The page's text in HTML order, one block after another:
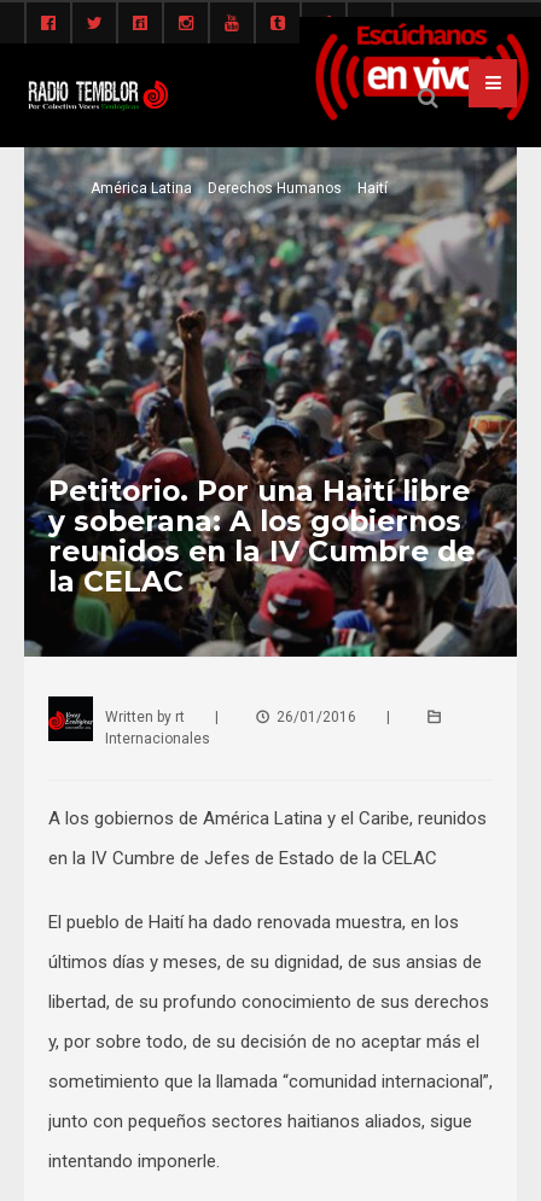
América Latina Derechos Humanos Haití
Petitorio. Por una Haití libre
y soberana: A los gobiernos
reunidos en la IV Cumbre de
la CELAC
Written by rt | 26/01/2016
|
Internacionales
A los gobiernos de América Latina y el Caribe, reunidos
en la IV Cumbre de Jefes de Estado de la CELAC
El pueblo de Haití ha dado renovada muestra, en los
últimos días y meses, de su dignidad, de sus ansias de
libertad, de su profundo conocimiento de sus derechos
y, por sobre todo, de su decisión de no aceptar más el
sometimiento que la llamada “comunidad internacional”,
junto con pequeños sectores haitianos aliados, sigue
intentando imponerle.